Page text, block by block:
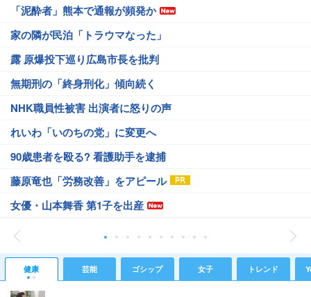
「泥酔者」熊本で通報が頻発か
家の隣が民泊「トラウマなった」
露 原爆投下巡り広島市長を批判
無期刑の「終身刑化」傾向続く
NHK職員性被害 出演者に怒りの声
れいわ「いのちの党」に変更へ
90歳患者を殴る? 看護助手を逮捕
藤原竜也「労務改善」をアピール
女優・山本舞香 第1子を出産
健康 芸能 ゴシップ 女子 トレンド